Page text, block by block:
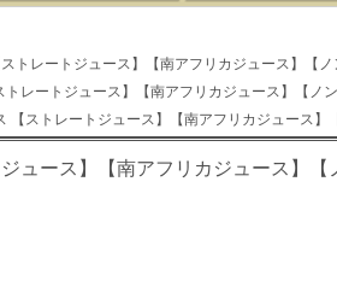
トレートジュース】【南アフリカジュース】【ノ
レートジュース】【南アフリカジュース】【ノン
【ストレートジュース】【南アフリカジュース】
ュース】【南アフリカジュース】【